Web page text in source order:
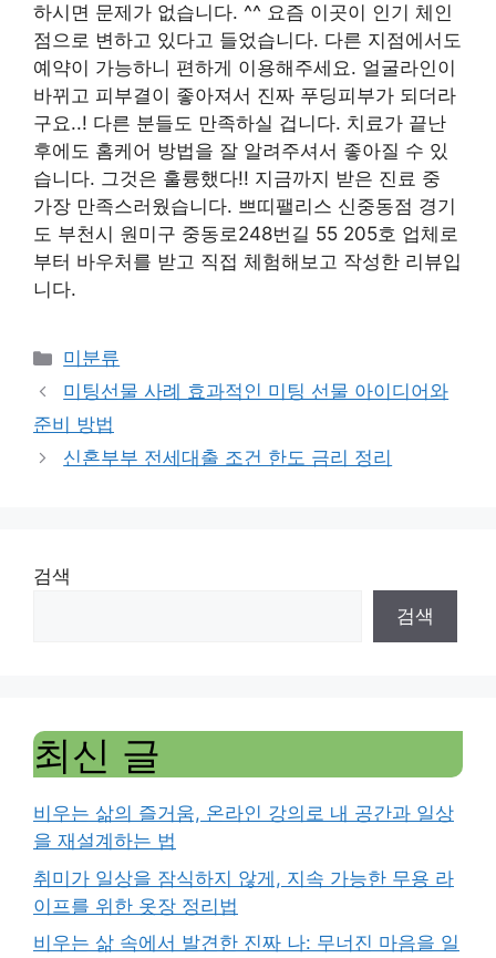
하시면 문제가 없습니다. ^^ 요즘 이곳이 인기 체인
점으로 변하고 있다고 들었습니다. 다른 지점에서도
예약이 가능하니 편하게 이용해주세요. 얼굴라인이
바뀌고 피부결이 좋아져서 진짜 푸딩피부가 되더라
구요..! 다른 분들도 만족하실 겁니다. 치료가 끝난
후에도 홈케어 방법을 잘 알려주셔서 좋아질 수 있
습니다. 그것은 훌륭했다!! 지금까지 받은 진료 중
가장 만족스러웠습니다. 쁘띠팰리스 신중동점 경기
도 부천시 원미구 중동로248번길 55 205호 업체로
부터 바우처를 받고 직접 체험해보고 작성한 리뷰입
니다.
Categories
미분류
미팅선물 사례 효과적인 미팅 선물 아이디어와
준비 방법
신혼부부 전세대출 조건 한도 금리 정리
검색
검색
최신 글
비우는 삶의 즐거움, 온라인 강의로 내 공간과 일상
을 재설계하는 법
취미가 일상을 잠식하지 않게, 지속 가능한 무용 라
이프를 위한 옷장 정리법
비우는 삶 속에서 발견한 진짜 나: 무너진 마음을 일